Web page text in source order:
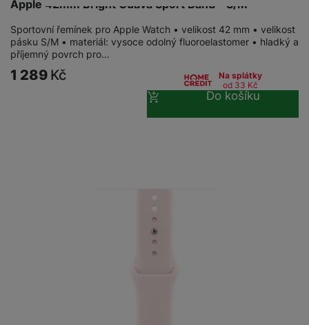
Apple 42mm Bright Guava Sport Band - S/M
Sportovní řemínek pro Apple Watch • velikost 42 mm • velikost
pásku S/M • materiál: vysoce odolný fluoroelastomer • hladký a
příjemný povrch pro…
1 289 Kč
Na splátky
od 33 Kč
Do košíku